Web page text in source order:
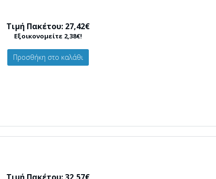
Τιμή Πακέτου: 27,42€
Εξοικονομείτε 2,38€!
Προσθήκη στο καλάθι